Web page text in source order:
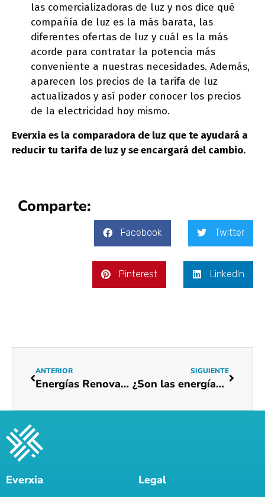
las comercializadoras de luz y nos dice qué
compañía de luz es la más barata, las
diferentes ofertas de luz y cuál es la más
acorde para contratar la potencia más
conveniente a nuestras necesidades. Además,
aparecen los precios de la tarifa de luz
actualizados y así poder conocer los precios
de la electricidad hoy mismo.
Everxia es la comparadora de luz que te ayudará a
reducir tu tarifa de luz y se encargará del cambio.
Comparte:
Facebook Twitter
Pinterest LinkedIn
ANTERIOR
Energías Renovables: Un alivio a las Tarifas de Luz y al Medioambiente
SIGUIENTE
¿Son las energías renovables nuestras aliadas para reducir nuestra tarifa de electricidad?
Everxia Legal